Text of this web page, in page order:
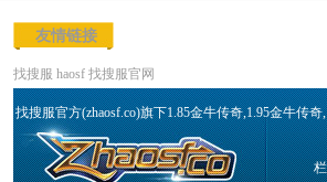
友情链接
找搜服 haosf 找搜服官网
找搜服官方(zhaosf.co)旗下1.85金牛传奇,1.95金牛传